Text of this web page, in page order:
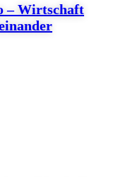
– Wirtschaft